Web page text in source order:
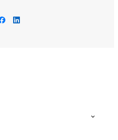
Facebook
LinkedIn